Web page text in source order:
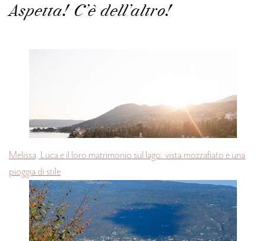
Aspetta! C'è dell'altro!
Melissa, Luca e il loro matrimonio sul lago: vista mozzafiato e una
pioggia di stile